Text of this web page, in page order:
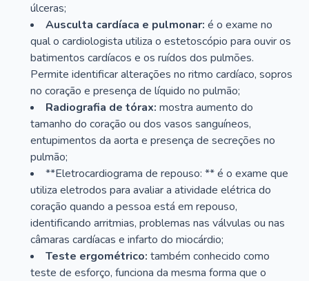
úlceras;
Ausculta cardíaca e pulmonar: é o exame no
qual o cardiologista utiliza o estetoscópio para ouvir os
batimentos cardíacos e os ruídos dos pulmões.
Permite identificar alterações no ritmo cardíaco, sopros
no coração e presença de líquido no pulmão;
Radiografia de tórax: mostra aumento do
tamanho do coração ou dos vasos sanguíneos,
entupimentos da aorta e presença de secreções no
pulmão;
**Eletrocardiograma de repouso: ** é o exame que
utiliza eletrodos para avaliar a atividade elétrica do
coração quando a pessoa está em repouso,
identificando arritmias, problemas nas válvulas ou nas
câmaras cardíacas e infarto do miocárdio;
Teste ergométrico: também conhecido como
teste de esforço, funciona da mesma forma que o